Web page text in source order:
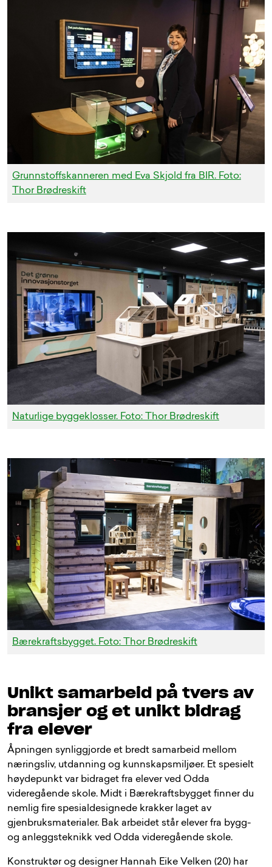
Grunnstoffskanneren med Eva Skjold fra BIR. Foto:
Thor Brødreskift
Naturlige byggeklosser. Foto: Thor Brødreskift
Bærekraftsbygget. Foto: Thor Brødreskift
Unikt samarbeid på tvers av
bransjer og et unikt bidrag
fra elever
Åpningen synliggjorde et bredt samarbeid mellom
næringsliv, utdanning og kunnskapsmiljøer. Et spesielt
høydepunkt var bidraget fra elever ved Odda
videregående skole. Midt i Bærekraftsbygget finner du
nemlig fire spesialdesignede krakker laget av
gjenbruksmaterialer. Bak arbeidet står elever fra bygg-
og anleggsteknikk ved Odda videregående skole.
Konstruktør og designer Hannah Eike Velken (20) har